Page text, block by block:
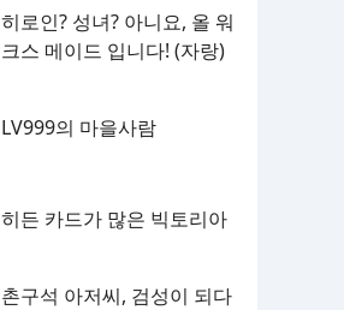
히로인? 성녀? 아니요, 올 워
크스 메이드 입니다! (자랑)
LV999의 마을사람
히든 카드가 많은 빅토리아
촌구석 아저씨, 검성이 되다